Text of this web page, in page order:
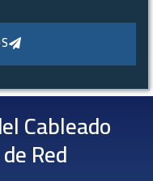
Cableado
Red